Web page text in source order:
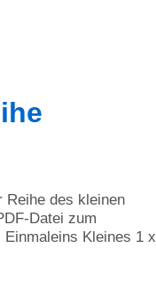
Reihe des kleinen
Datei zum
Kleines 1 x